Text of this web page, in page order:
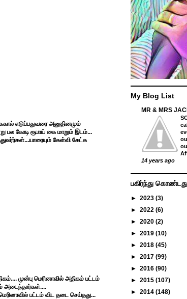
எடுப்பதுவரை அனுதினமும்
பல கோடி ரூபாய் கை மாறும் இடம்...
கேள்வி கேட்க
முன்பு மெரினாவில் அதிகம் பட்டம்
அடைந்தார்கள்....
பட்டம் விட தடை செய்தது...
My Blog List
MR & MRS
14 years ago
பகிர்ந்து கொண்டது
► 2023 (3)
► 2022 (6)
► 2020 (2)
► 2019 (10)
► 2018 (45)
► 2017 (99)
► 2016 (90)
► 2015 (107)
► 2014 (148)